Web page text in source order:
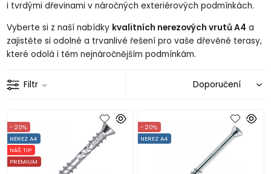
i tvrdými dřevinami v náročných exteriérových podmínkách.
Vyberte si z naší nabídky kvalitních nerezových vrutů A4 a
zajistěte si odolné a trvanlivé řešení pro vaše dřevěné terasy,
které odolá i těm nejnáročnějším podmínkám.
Filtr
- 20%
NEREZ A4
NÁŠ TIP
PREMIUM
- 20%
NEREZ A4